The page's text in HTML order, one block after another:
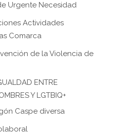
Urgente Necesidad
Actividades
Comarca
de la Violencia de
ENTRE
Y LGTBIQ+
Caspe diversa